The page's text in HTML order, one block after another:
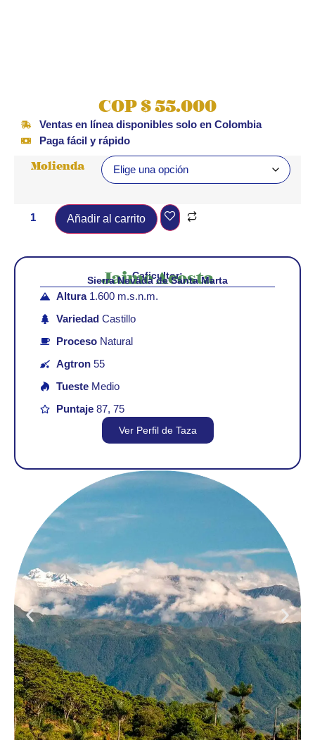
COP $ 55.000
Ventas en línea disponibles solo en Colombia
Paga fácil y rápido
Molienda
Añadir al carrito
Caficultor:
Jaime Acosta
Sierra Nevada de Santa Marta
Altura1.600 m.s.n.m.
VariedadCastillo
ProcesoNatural
Agtron55
TuesteMedio
Puntaje87, 75
Ver Perfil de Taza